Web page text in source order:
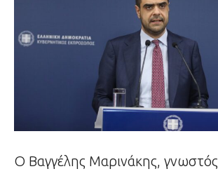
Ο Βαγγέλης Μαρινάκης, γνωστός